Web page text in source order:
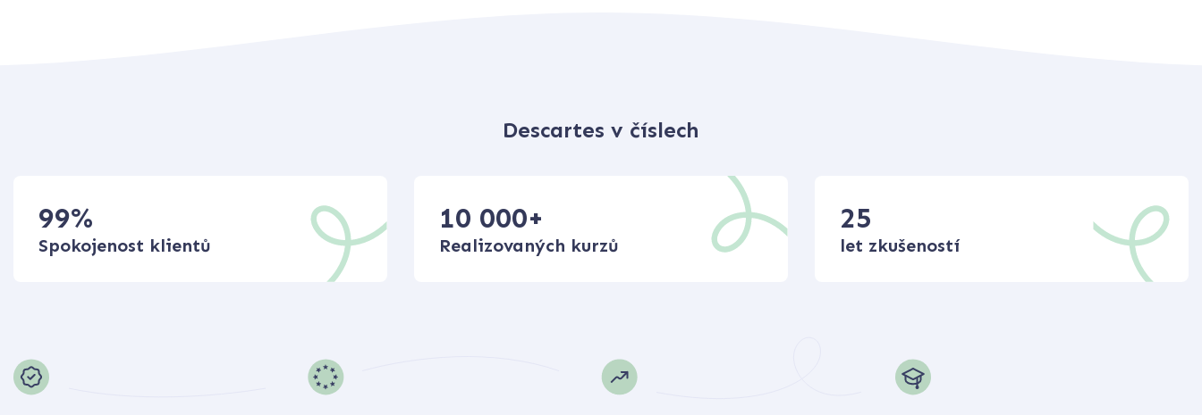
Descartes v číslech
99%
Spokojenost klientů
10 000+
Realizovaných kurzů
25
let zkušeností